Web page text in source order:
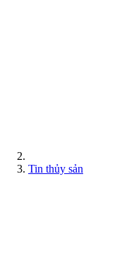
Tin thủy sản